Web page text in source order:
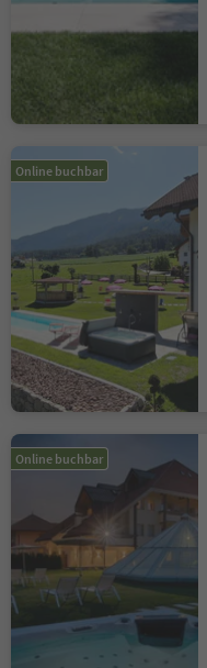
Online buchbar
Online buchbar